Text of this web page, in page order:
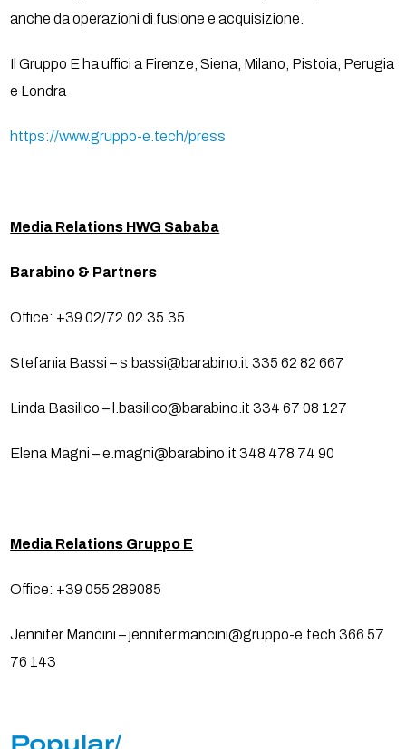
anche da operazioni di fusione e acquisizione.
Il Gruppo E ha uffici a Firenze, Siena, Milano, Pistoia, Perugia
e Londra
https://www.gruppo-e.tech/press
Media Relations HWG Sababa
Barabino & Partners
Office: +39 02/72.02.35.35
Stefania Bassi – s.bassi@barabino.it 335 62 82 667
Linda Basilico – l.basilico@barabino.it 334 67 08 127
Elena Magni – e.magni@barabino.it 348 478 74 90
Media Relations Gruppo E
Office: +39 055 289085
Jennifer Mancini – jennifer.mancini@gruppo-e.tech 366 57
76 143
Popular/